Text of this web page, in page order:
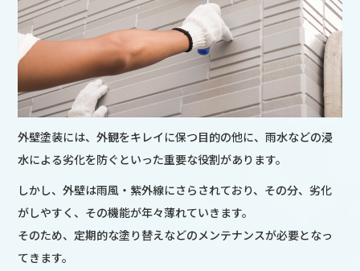
外壁塗装には、外観をキレイに保つ目的の他に、雨水などの浸
水による劣化を防ぐといった重要な役割があります。
しかし、外壁は雨風・紫外線にさらされており、その分、劣化
がしやすく、その機能が年々薄れていきます。
そのため、定期的な塗り替えなどのメンテナンスが必要となっ
てきます。